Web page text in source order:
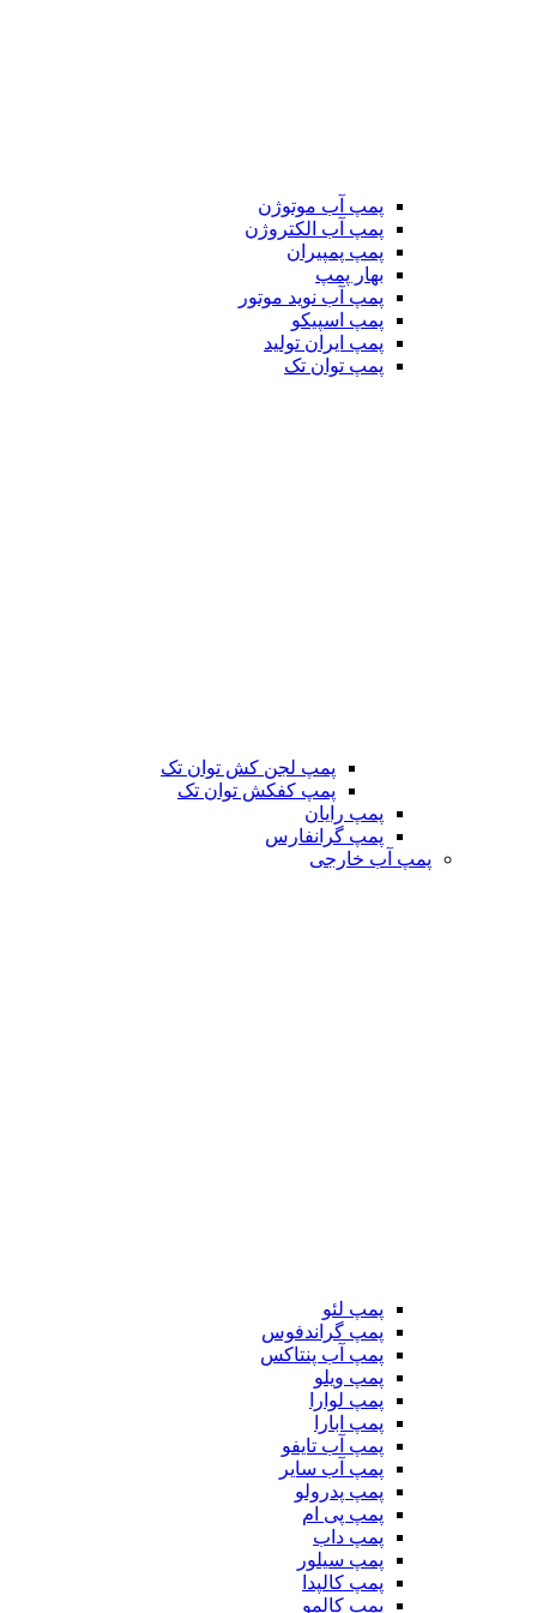
پمپ آب موتوژن
پمپ آب الکتروژن
پمپ پمپیران
بهار پمپ
پمپ آب نوید موتور
پمپ اسپیکو
پمپ ایران تولید
پمپ توان تک
پمپ لجن کش توان تک
پمپ کفکش توان تک
پمپ رایان
پمپ گرانفارس
پمپ آب خارجی
پمپ لئو
پمپ گراندفوس
پمپ آب پنتاکس
پمپ ویلو
پمپ لوارا
پمپ ابارا
پمپ آب تایفو
پمپ آب سایر
پمپ پدرولو
پمپ پی ام
پمپ داب
پمپ سیلور
پمپ کالپدا
پمپ کالمو